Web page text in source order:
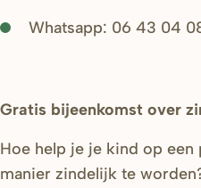
Whatsapp: 06 43 04
Gratis bijeenkomst over
Hoe help je je kind op
manier zindelijk te